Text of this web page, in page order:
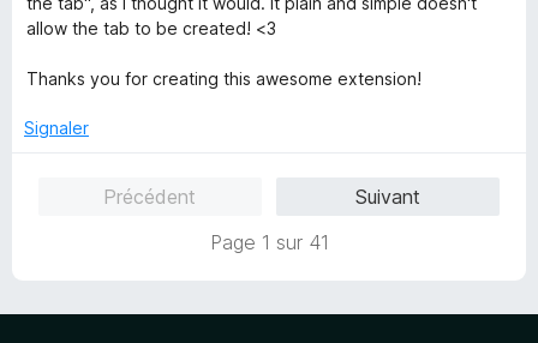
5
allow the tab to be created! <3
Thanks you for creating this awesome extension!
Signaler
Précédent
Suivant
Page 1 sur 41